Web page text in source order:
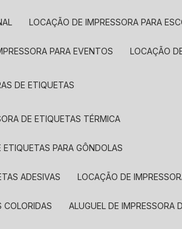
LOCAÇÃO DE IMPRESSORA PARA
PARA EVENTOS LOCAÇÃO
DE ETIQUETAS
DE ETIQUETAS TÉRMICA
ETIQUETAS PARA GÔNDOLAS
ADESIVAS LOCAÇÃO DE
COLORIDAS ALUGUEL DE